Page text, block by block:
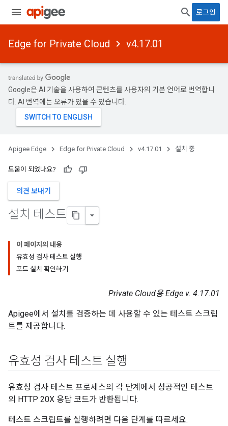
로그인
Edge for Private Cloud v4.17.01
Google은 AI 기술을 사용하여 콘텐츠를 사용자의 기본 언어로 번역합니
다. AI 번역에는 오류가 있을 수 있습니다.
Apigee Edge Edge for Private Cloud v4.17.01 설치 중
도움이 되었나요?
의견 보내기
설치 테스트
이 페이지의 내용
유효성 검사 테스트 실행
포드 설치 확인하기
Private Cloud용 Edge v. 4.17.01
Apigee에서 설치를 검증하는 데 사용할 수 있는 테스트 스크립
트를 제공합니다.
유효성 검사 테스트 실행
유효성 검사 테스트 프로세스의 각 단계에서 성공적인 테스트
의 HTTP 20X 응답 코드가 반환됩니다.
테스트 스크립트를 실행하려면 다음 단계를 따르세요.